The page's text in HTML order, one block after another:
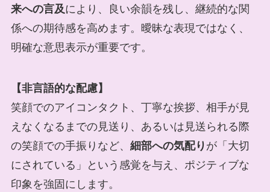
来への言及により、良い余韻を残し、継続的な関
係への期待感を高めます。曖昧な表現ではなく、
明確な意思表示が重要です。
【非言語的な配慮】
笑顔でのアイコンタクト、丁寧な挨拶、相手が見
えなくなるまでの見送り、あるいは見送られる際
の笑顔での手振りなど、 細部への気配り が「大切
にされている」という感覚を与え、ポジティブな
印象を強固にします。